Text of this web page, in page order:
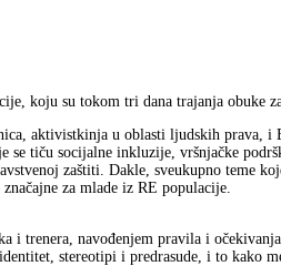
koju su tokom tri dana trajanja obuke
aktivistkinja u oblasti ljudskih prava,
se tiču socijalne inkluzije, vršnjačke
zaštiti. Dakle, sveukupno teme
za mlade iz RE populacije.
i trenera, navođenjem pravila i
stereotipi i predrasude, i to kako